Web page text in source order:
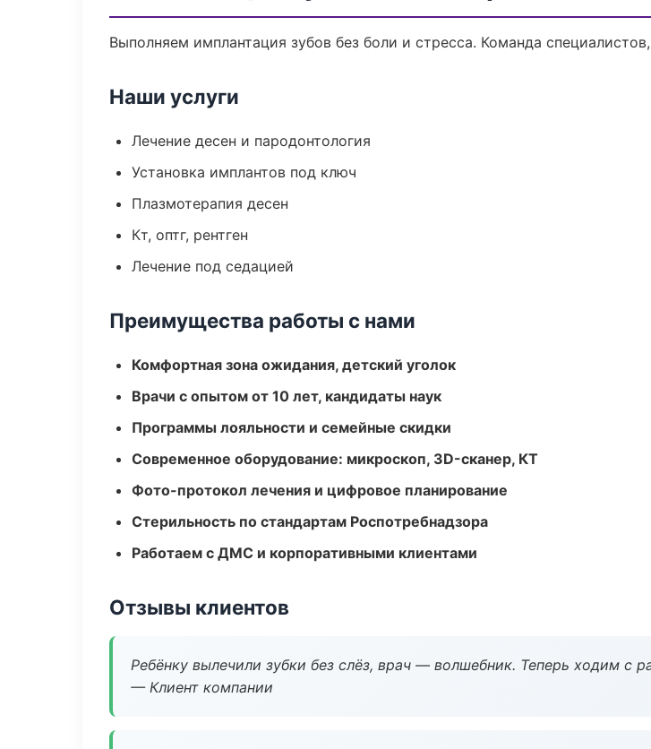
Выполняем имплантация зубов без боли и стресса. Команда
Наши услуги
Лечение десен и пародонтология
Установка имплантов под ключ
Плазмотерапия десен
Кт, оптг, рентген
Лечение под седацией
Преимущества работы с нами
Комфортная зона ожидания, детский уголок
Врачи с опытом от 10 лет, кандидаты наук
Программы лояльности и семейные скидки
Современное оборудование: микроскоп, 3D-сканер, КТ
Фото-протокол лечения и цифровое планирование
Стерильность по стандартам Роспотребнадзора
Работаем с ДМС и корпоративными клиентами
Отзывы клиентов
Ребёнку вылечили зубки без слёз, врач — волшебник. Теперь ходим с
— Клиент компании